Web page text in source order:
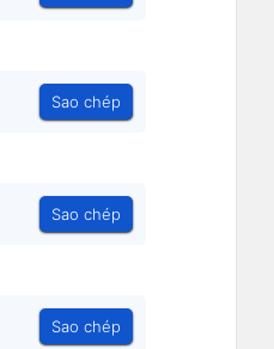
Sao chép
Sao chép
Sao chép